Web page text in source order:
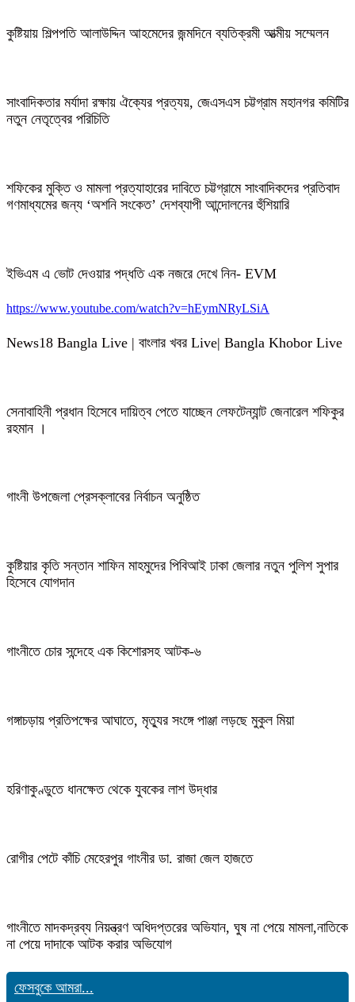
কুষ্টিয়ায় শিল্পপতি আলাউদ্দিন আহমেদের জন্মদিনে ব্যতিক্রমী আত্মীয় সম্মেলন
সাংবাদিকতার মর্যাদা রক্ষায় ঐক্যের প্রত্যয়, জেএসএস চট্টগ্রাম মহানগর কমিটির
নতুন নেতৃত্বের পরিচিতি
শফিকের মুক্তি ও মামলা প্রত্যাহারের দাবিতে চট্টগ্রামে সাংবাদিকদের প্রতিবাদ
গণমাধ্যমের জন্য ‘অশনি সংকেত’ দেশব্যাপী আন্দোলনের হুঁশিয়ারি
ইভিএম এ ভোট দেওয়ার পদ্ধতি এক নজরে দেখে নিন- EVM
https://www.youtube.com/watch?v=hEymNRyLSiA
News18 Bangla Live | বাংলার খবর Live| Bangla Khobor Live
সেনাবাহিনী প্রধান হিসেবে দায়িত্ব পেতে যাচ্ছেন লেফটেন্যান্ট জেনারেল শফিকুর
রহমান ।
গাংনী উপজেলা প্রেসক্লাবের নির্বাচন অনুষ্ঠিত
কুষ্টিয়ার কৃতি সন্তান শাফিন মাহমুদের পিবিআই ঢাকা জেলার নতুন পুলিশ সুপার
হিসেবে যোগদান
গাংনীতে চোর সন্দেহে এক কিশোরসহ আটক-৬
গঙ্গাচড়ায় প্রতিপক্ষের আঘাতে, মৃত্যুর সংঙ্গে পাঞ্জা লড়ছে মুকুল মিয়া
হরিণাকুণ্ডুতে ধানক্ষেত থেকে যুবকের লাশ উদ্ধার
রোগীর পেটে কাঁচি মেহেরপুর গাংনীর ডা. রাজা জেল হাজতে
গাংনীতে মাদকদ্রব্য নিয়ন্ত্রণ অধিদপ্তরের অভিযান, ঘুষ না পেয়ে মামলা,নাতিকে
না পেয়ে দাদাকে আটক করার অভিযোগ
ফেসবুকে আমরা...